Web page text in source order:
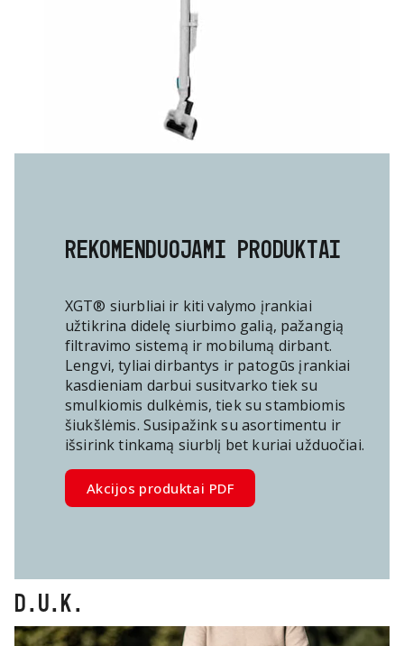
REKOMENDUOJAMI PRODUKTAI
XGT® siurbliai ir kiti valymo įrankiai
užtikrina didelę siurbimo galią, pažangią
filtravimo sistemą ir mobilumą dirbant.
Lengvi, tyliai dirbantys ir patogūs įrankiai
kasdieniam darbui susitvarko tiek su
smulkiomis dulkėmis, tiek su stambiomis
šiukšlėmis. Susipažink su asortimentu ir
išsirink tinkamą siurblį bet kuriai užduočiai.
Akcijos produktai PDF
D.U.K.